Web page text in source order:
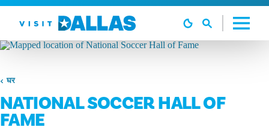
सामग्री पर जाएं
घर
NATIONAL SOCCER HALL OF
FAME